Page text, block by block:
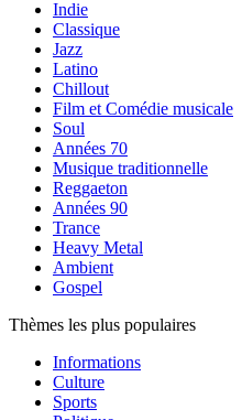
Indie
Classique
Jazz
Latino
Chillout
Film et Comédie musicale
Soul
Années 70
Musique traditionnelle
Reggaeton
Années 90
Trance
Heavy Metal
Ambient
Gospel
Thèmes les plus populaires
Informations
Culture
Sports